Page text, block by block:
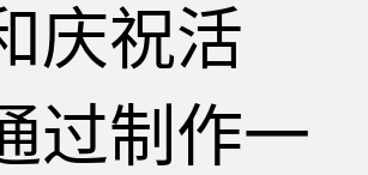
庆祝活
过制作一